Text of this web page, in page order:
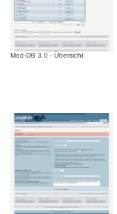
Mod-DB 3.0 - Übersicht